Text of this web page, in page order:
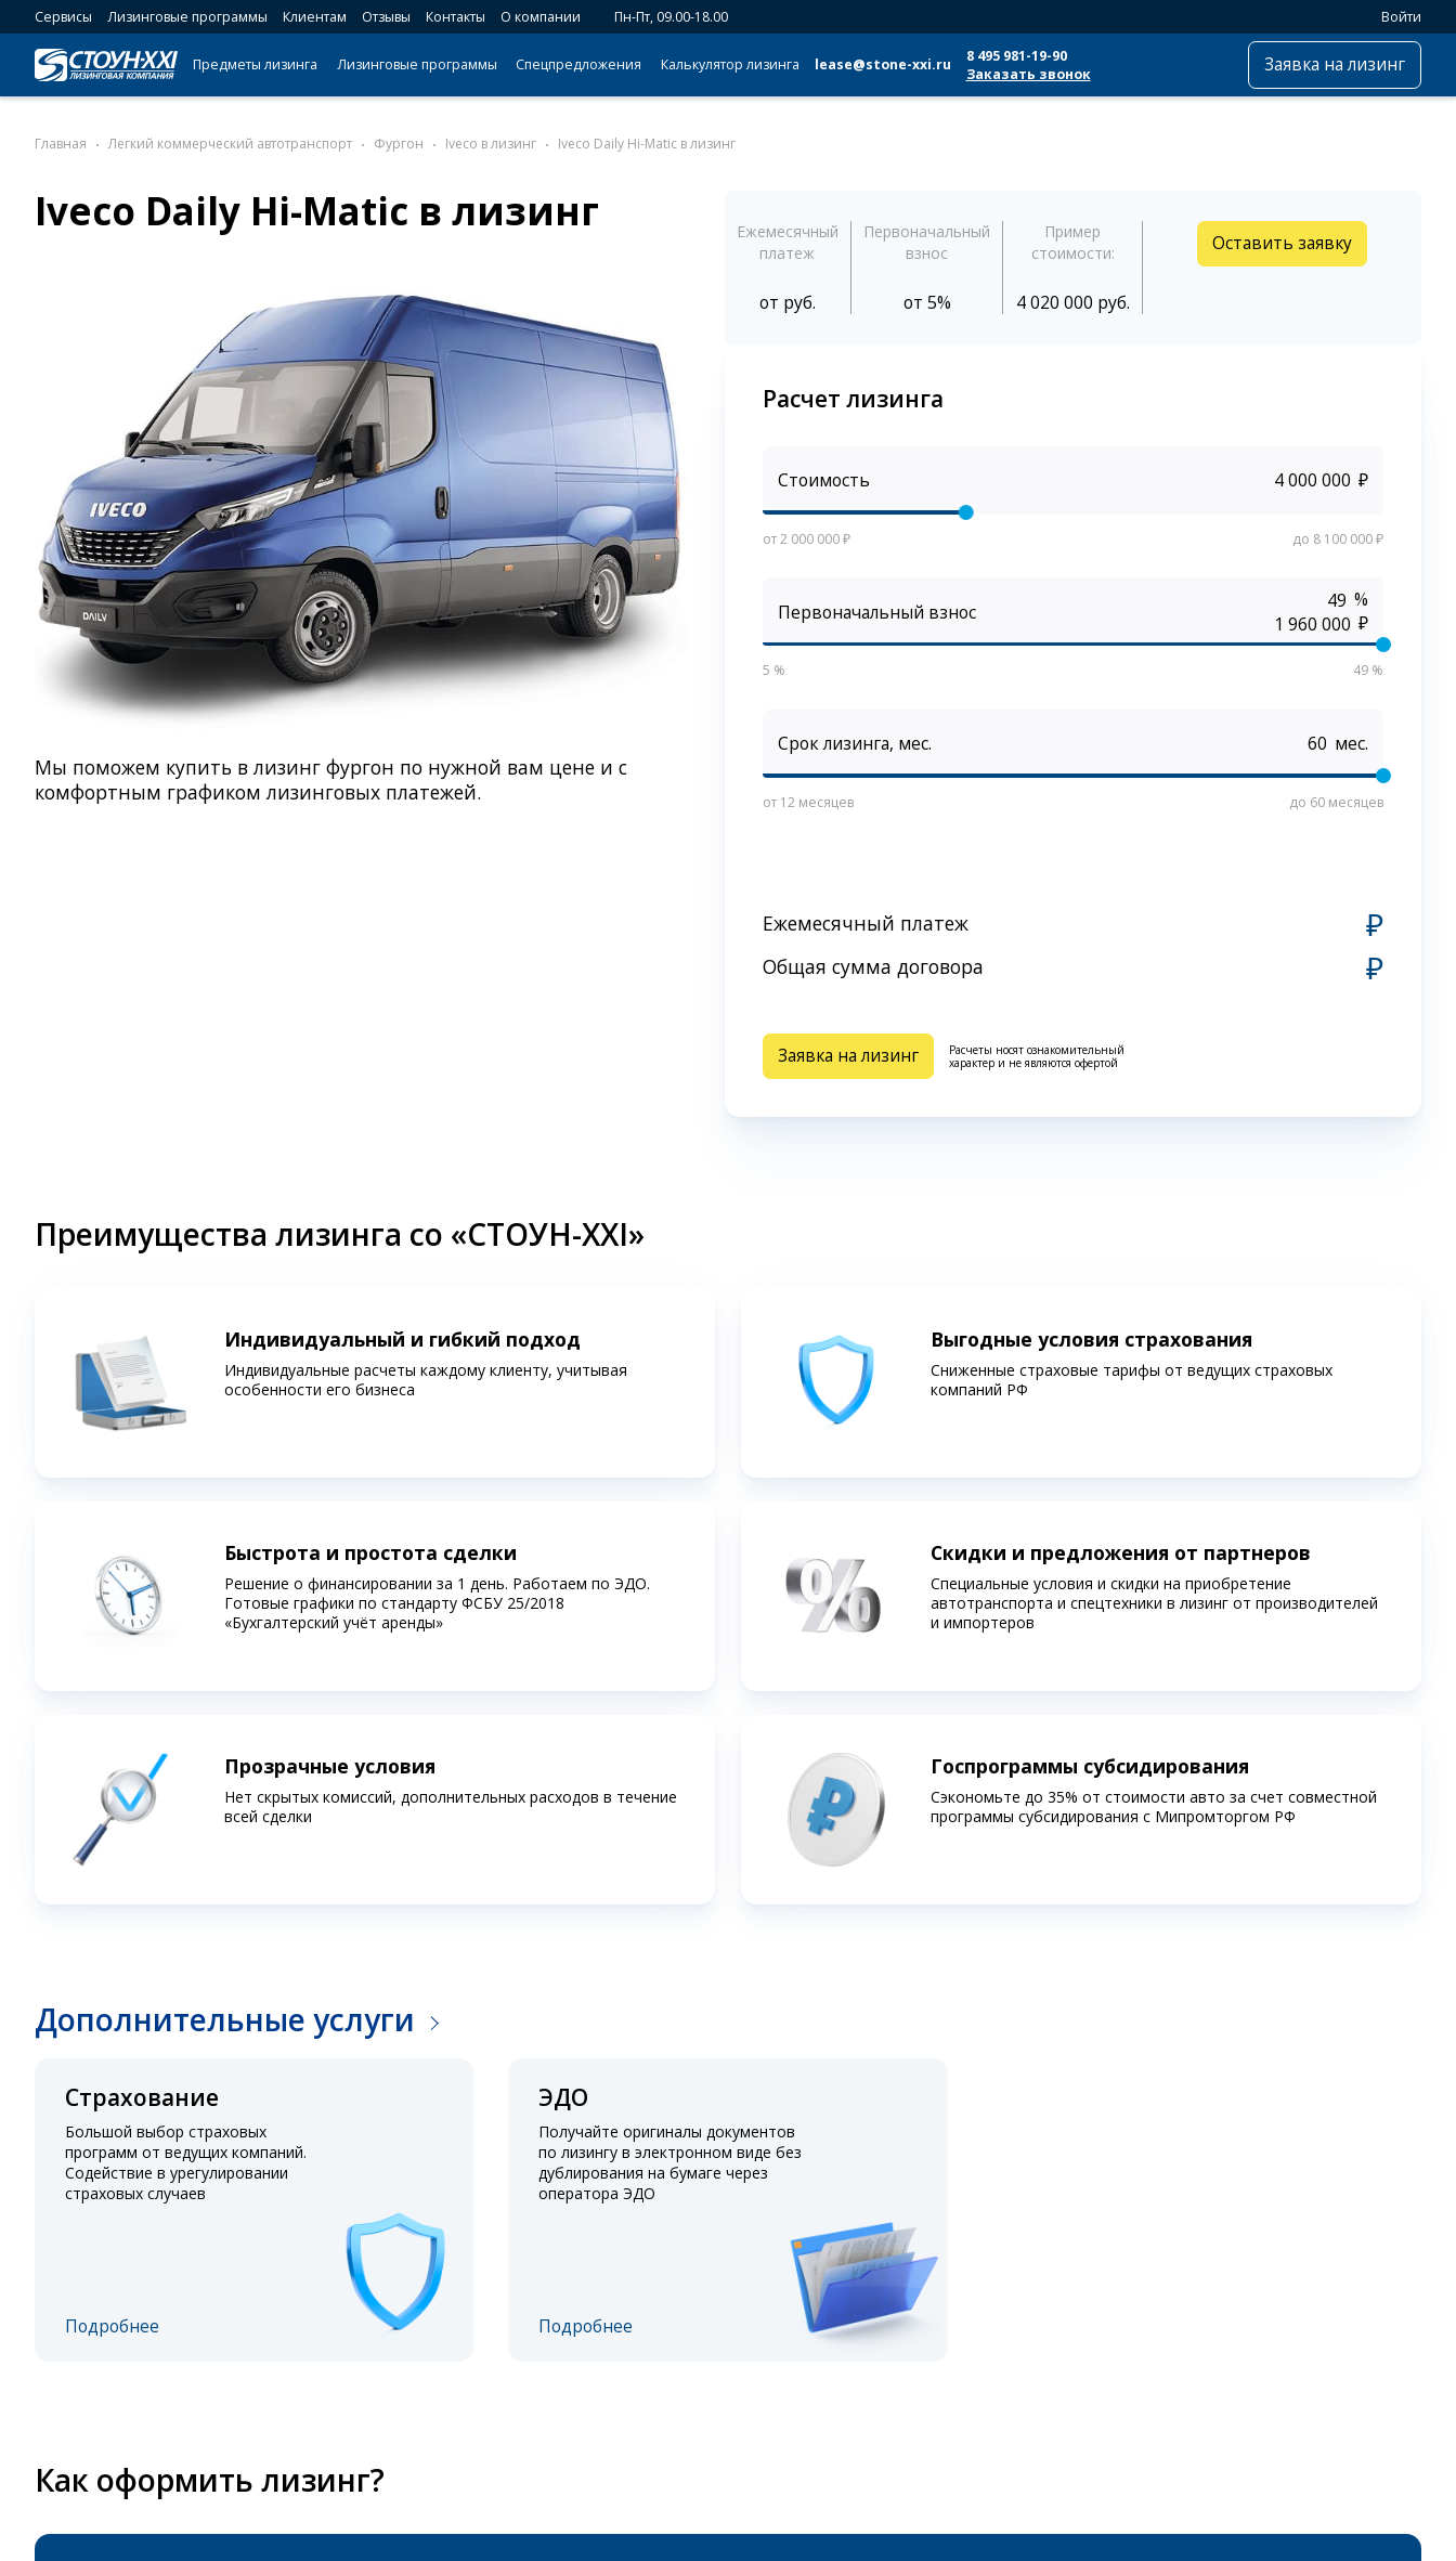
Сервисы Лизинговые программы Клиентам Отзывы Контакты О компании Пн-Пт, 09.00-18.00 Войти
Предметы лизинга Лизинговые программы Спецпредложения Калькулятор лизинга lease@stone-xxi.ru
8 495 981-19-90
Заказать звонок
Заявка на лизинг
Главная Легкий коммерческий автотранспорт Фургон Iveco в лизинг Iveco Daily Hi-Matic в лизинг
Iveco Daily Hi-Matic в лизинг
Мы поможем купить в лизинг фургон по нужной вам цене и с
комфортным графиком лизинговых платежей.
Ежемесячный
платеж
от руб.
Первоначальный
взнос
от 5%
Пример
стоимости:
4 020 000 руб.
Оставить заявку
Расчет лизинга
Стоимость ₽
от 2 000 000 ₽ до 8 100 000 ₽
Первоначальный взнос
%
₽
5 % 49 %
Срок лизинга, мес. мес.
от 12 месяцев до 60 месяцев
Ежемесячный платеж ₽
Общая сумма договора ₽
Заявка на лизинг
Расчеты носят ознакомительный
характер и не являются офертой
Преимущества лизинга со «СТОУН-XXI»
Индивидуальный и гибкий подход
Индивидуальные расчеты каждому клиенту, учитывая
особенности его бизнеса
Быстрота и простота сделки
Решение о финансировании за 1 день. Работаем по ЭДО.
Готовые графики по стандарту ФСБУ 25/2018
«Бухгалтерский учёт аренды»
Прозрачные условия
Нет скрытых комиссий, дополнительных расходов в течение
всей сделки
Выгодные условия страхования
Сниженные страховые тарифы от ведущих страховых
компаний РФ
Скидки и предложения от партнеров
Специальные условия и скидки на приобретение
автотранспорта и спецтехники в лизинг от производителей
и импортеров
Госпрограммы субсидирования
Сэкономьте до 35% от стоимости авто за счет совместной
программы субсидирования c Мипромторгом РФ
Дополнительные услуги
Страхование
Большой выбор страховых
программ от ведущих компаний.
Содействие в урегулировании
страховых случаев
Подробнее
ЭДО
Получайте оригиналы документов
по лизингу в электронном виде без
дублирования на бумаге через
оператора ЭДО
Подробнее
Как оформить лизинг?